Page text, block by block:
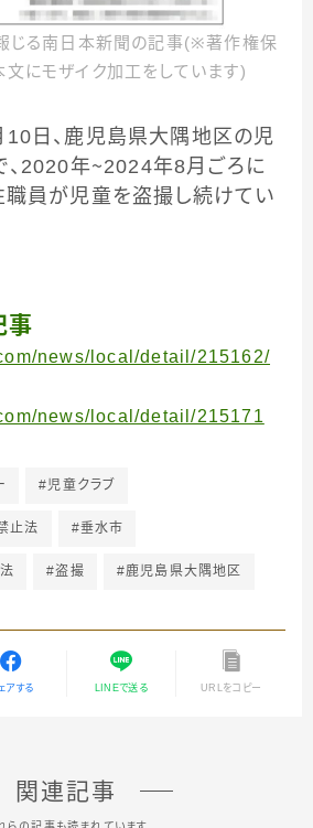
じる南日本新聞の記事(※著作権保
にモザイク加工をしています)
日、鹿児島県大隅地区の児
2020年～2024年8月ごろに
職員が児童を盗撮し続けてい
事
news/local/detail/215162/
news/local/detail/215171
#児童クラブ
止法 #垂水市
#盗撮 #鹿児島県大隅地区
アする LINEで送る URLをコピー
関連記事